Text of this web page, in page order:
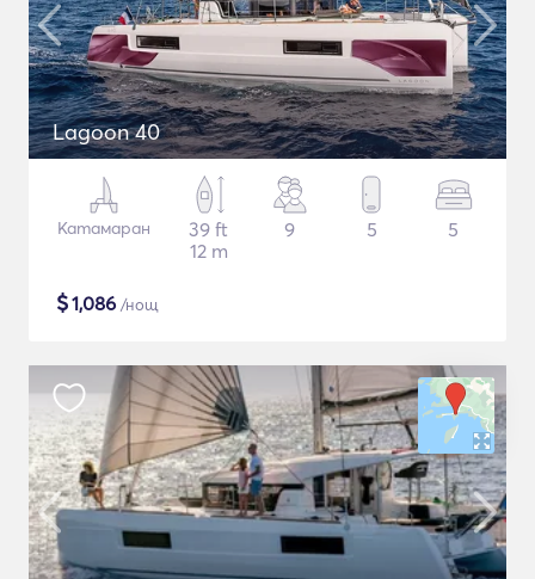
Lagoon 40
Катамаран
39 ft
12 m
9 5 5
$1,086 /нощ